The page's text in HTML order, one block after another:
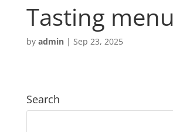
Tasting menu
by admin| Sep 23, 2025
Search